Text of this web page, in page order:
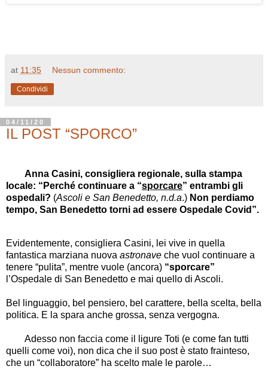
at 11:35 Nessun commento:
Condividi
04/11/20
IL POST “SPORCO”
Anna Casini, consigliera regionale, sulla stampa
locale: “Perché continuare a “sporcare” entrambi gli
ospedali? (Ascoli e San Benedetto, n.d.a.) Non perdiamo
tempo, San Benedetto torni ad essere Ospedale Covid”.
Evidentemente, consigliera Casini, lei vive in quella
fantastica marziana nuova astronave che vuol continuare a
tenere “pulita”, mentre vuole (ancora) “sporcare”
l’Ospedale di San Benedetto e mai quello di Ascoli.
Bel linguaggio, bel pensiero, bel carattere, bella scelta, bella
politica. E la spara anche grossa, senza vergogna.
Adesso non faccia come il ligure Toti (e come fan tutti
quelli come voi), non dica che il suo post è stato frainteso,
che un “collaboratore” ha scelto male le parole…